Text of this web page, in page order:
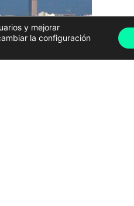
y mejorar
la configuración